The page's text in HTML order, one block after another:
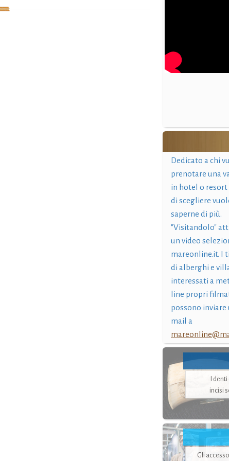
Dedicato a chi
prenotare una
in hotel o resort
di scegliere
saperne di più.
"Visitandolo"
un video
mareonline.it. I
di alberghi e
interessati a
line propri
possono inviare
mail a
I
incisi
Gli